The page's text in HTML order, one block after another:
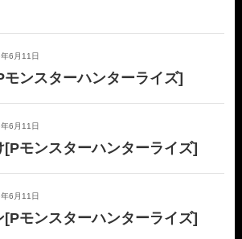
6月11日
ンスターハンターライズ]
6月11日
[Pモンスターハンターライズ]
6月11日
[Pモンスターハンターライズ]